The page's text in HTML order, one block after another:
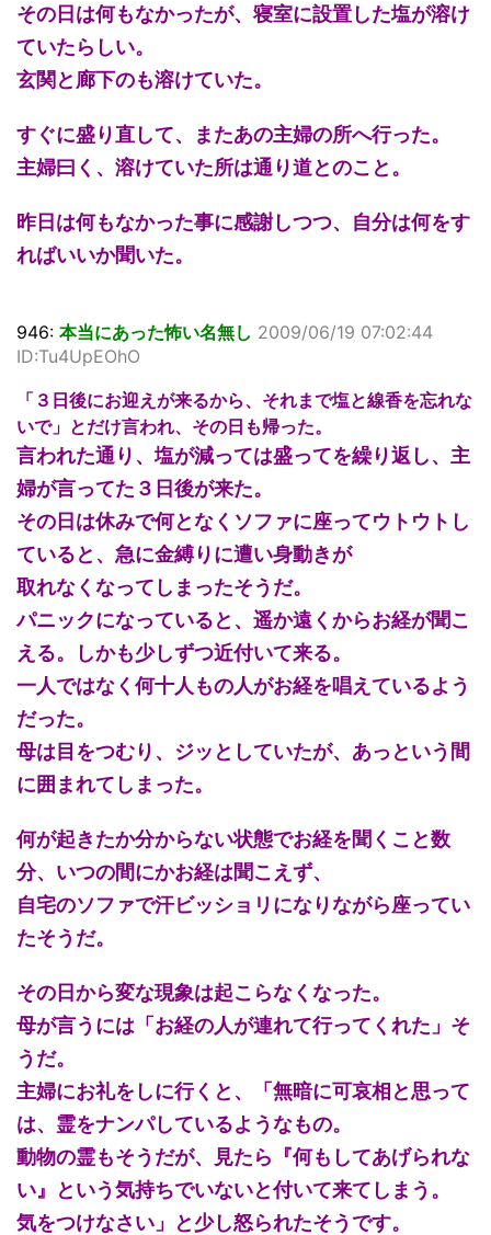
その日は何もなかったが、寝室に設置した塩が溶け
ていたらしい。
玄関と廊下のも溶けていた。
すぐに盛り直して、またあの主婦の所へ行った。
主婦曰く、溶けていた所は通り道とのこと。
昨日は何もなかった事に感謝しつつ、自分は何をす
ればいいか聞いた。
946: 本当にあった怖い名無し 2009/06/19 07:02:44
ID:Tu4UpEOhO
「３日後にお迎えが来るから、それまで塩と線香を忘れな
いで」とだけ言われ、その日も帰った。
言われた通り、塩が減っては盛ってを繰り返し、主
婦が言ってた３日後が来た。
その日は休みで何となくソファに座ってウトウトし
ていると、急に金縛りに遭い身動きが
取れなくなってしまったそうだ。
パニックになっていると、遥か遠くからお経が聞こ
える。しかも少しずつ近付いて来る。
一人ではなく何十人もの人がお経を唱えているよう
だった。
母は目をつむり、ジッとしていたが、あっという間
に囲まれてしまった。
何が起きたか分からない状態でお経を聞くこと数
分、いつの間にかお経は聞こえず、
自宅のソファで汗ビッショリになりながら座ってい
たそうだ。
その日から変な現象は起こらなくなった。
母が言うには「お経の人が連れて行ってくれた」そ
うだ。
主婦にお礼をしに行くと、「無暗に可哀相と思って
は、霊をナンパしているようなもの。
動物の霊もそうだが、見たら『何もしてあげられな
い』という気持ちでいないと付いて来てしまう。
気をつけなさい」と少し怒られたそうです。